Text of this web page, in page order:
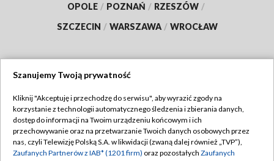
OPOLE / POZNAŃ / RZESZÓW /
SZCZECIN / WARSZAWA / WROCŁAW
TVP
Abonament TVP
Emisja w TVP
Regulamin TVP
Polityka prywatności
Szanujemy Twoją prywatność
Kliknij "Akceptuję i przechodzę do serwisu", aby wyrazić zgody na
korzystanie z technologii automatycznego śledzenia i zbierania danych,
dostęp do informacji na Twoim urządzeniu końcowym i ich
przechowywanie oraz na przetwarzanie Twoich danych osobowych przez
nas, czyli Telewizję Polską S.A. w likwidacji (zwaną dalej również „TVP”),
Zaufanych Partnerów z IAB* (1201 firm) oraz pozostałych Zaufanych